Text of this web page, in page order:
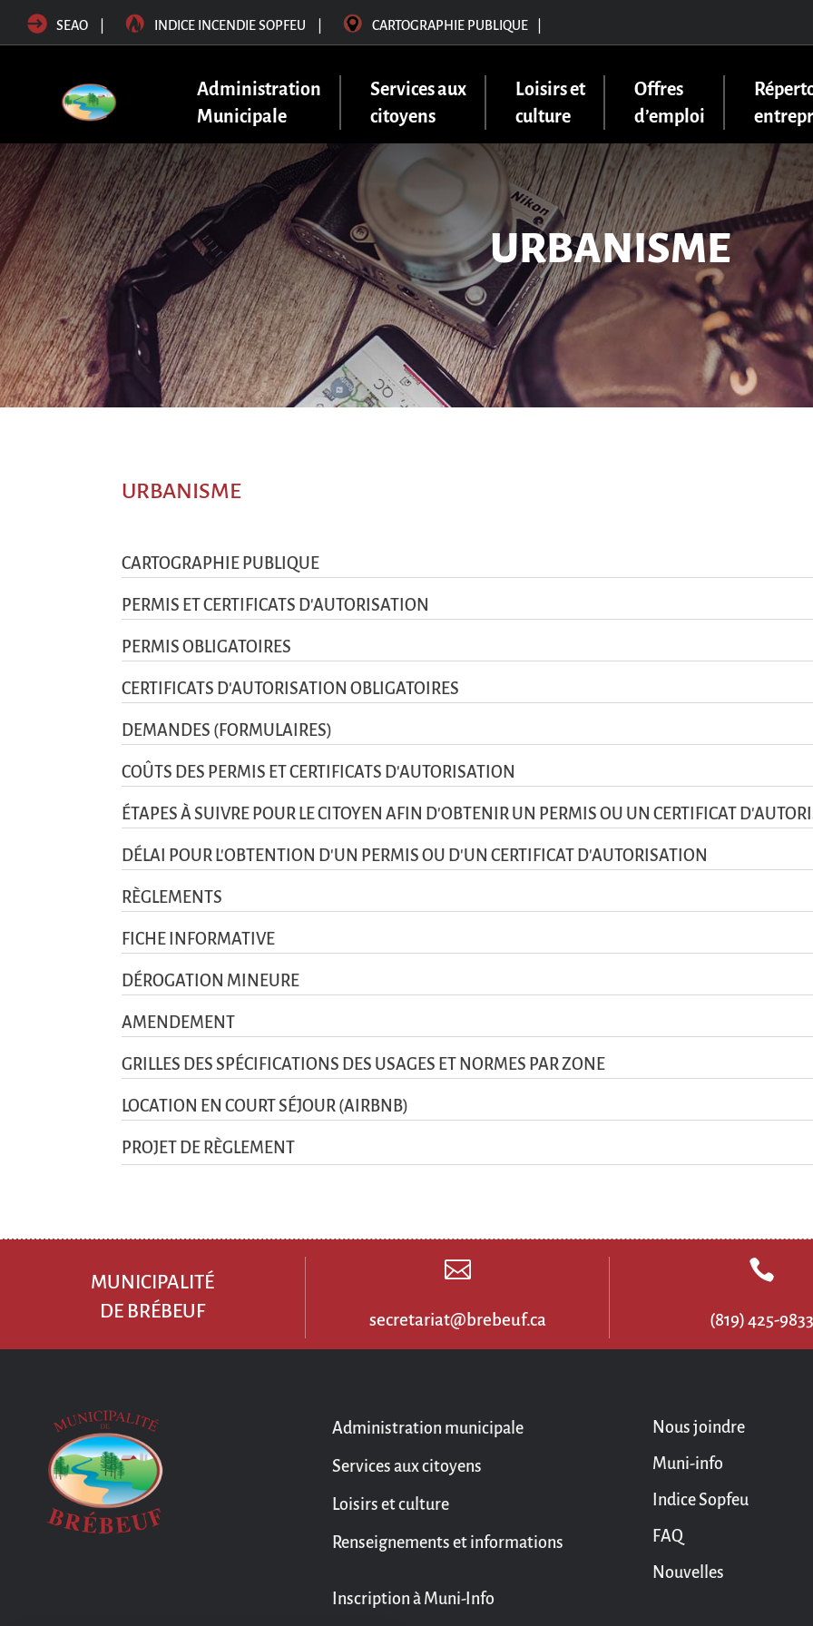
SEAO INDICE INCENDIE SOPFEU CARTOGRAPHIE PUBLIQUE
Administration
Municipale
Services aux
citoyens
Loisirs et
culture
Offres
d’emploi
URBANISME
URBANISME
CARTOGRAPHIE PUBLIQUE
PERMIS ET CERTIFICATS D'AUTORISATION
PERMIS OBLIGATOIRES
CERTIFICATS D'AUTORISATION OBLIGATOIRES
DEMANDES (FORMULAIRES)
COÛTS DES PERMIS ET CERTIFICATS D'AUTORISATION
ÉTAPES À SUIVRE POUR LE CITOYEN AFIN D'OBTENIR UN PERMIS OU UN CERTIFICAT
DÉLAI POUR L'OBTENTION D'UN PERMIS OU D'UN CERTIFICAT D'AUTORISATION
RÈGLEMENTS
FICHE INFORMATIVE
DÉROGATION MINEURE
AMENDEMENT
GRILLES DES SPÉCIFICATIONS DES USAGES ET NORMES PAR ZONE
LOCATION EN COURT SÉJOUR (AIRBNB)
PROJET DE RÈGLEMENT
MUNICIPALITÉ
DE BRÉBEUF

secretariat@brebeuf.ca

(819) 425-9833
Administration municipale
Services aux citoyens
Loisirs et culture
Renseignements et informations
Inscription à Muni-Info
Nous joindre
Muni-info
Indice Sopfeu
FAQ
Nouvelles